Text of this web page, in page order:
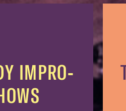
IMPRO-